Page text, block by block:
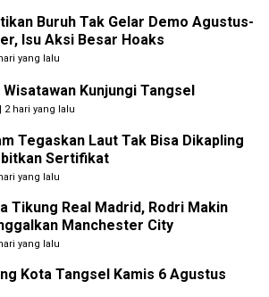
Buruh Tak Gelar Demo Agustus-
Isu Aksi Besar Hoaks
yang lalu
Wisatawan Kunjungi Tangsel
| 2 hari yang lalu
Tegaskan Laut Tak Bisa Dikapling
Sertifikat
yang lalu
Tikung Real Madrid, Rodri Makin
Manchester City
yang lalu
Kota Tangsel Kamis 6 Agustus